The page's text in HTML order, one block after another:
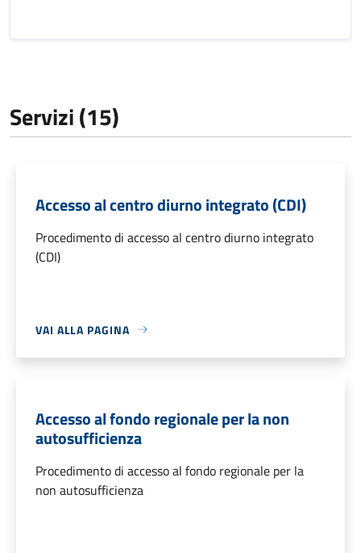
Servizi (15)
Accesso al centro diurno integrato (CDI)
Procedimento di accesso al centro diurno integrato
(CDI)
VAI ALLA PAGINA
Accesso al fondo regionale per la non
autosufficienza
Procedimento di accesso al fondo regionale per la
non autosufficienza